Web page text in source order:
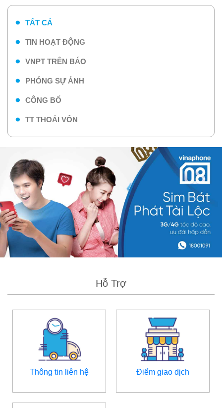
TẤT CẢ
TIN HOẠT ĐỘNG
VNPT TRÊN BÁO
PHÓNG SỰ ẢNH
CÔNG BỐ
TT THOÁI VỐN
Hỗ Trợ
Thông tin liên hệ Điểm giao dịch